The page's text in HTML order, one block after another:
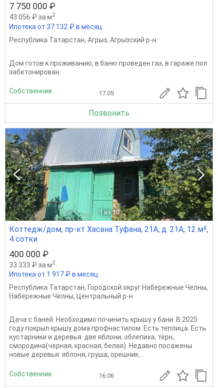
7 750 000 ₽
43 056 ₽ за м2
Ипотека от 37 132 ₽ в месяц
Республика Татарстан, Агрыз, Агрызский р-н
Дом готов к проживанию, в баню проведен газ, в гараже пол
забетонирован.
Собственник 17.05
Позвонить
1 из 10
Коттедж/дом, пр-кт Хасана Туфана, 21А, д. 21А, 12 м²,
4 сотки
400 000 ₽
33 333 ₽ за м2
Ипотека от 1 917 ₽ в месяц
Республика Татарстан, Городской округ Набережные Челны,
Набережные Челны, Центральный р-н
Дача с баней. Необходимо починить крышу у бани. В 2025
году покрыл крышу дома профнастилом. Есть теплица. Есть
кустарники и деревья: две яблони, облепиха, тёрн,
смородина(черная, красная, белая). Недавно посажены
новые деревья: яблоня, груша, орешник....
Собственник 16.06